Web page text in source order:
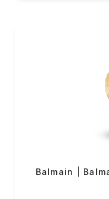
Balmain |